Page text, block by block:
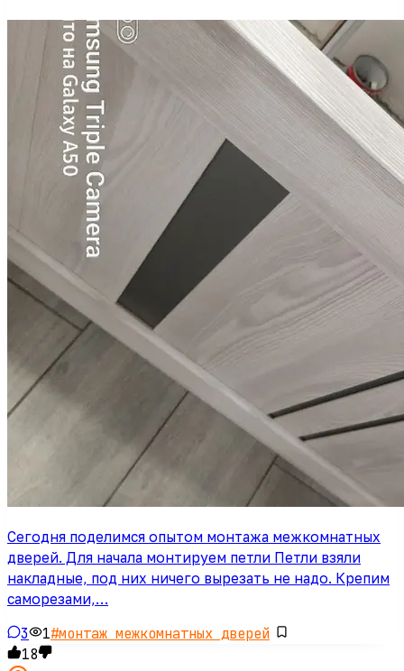
Сегодня поделимся опытом монтажа межкомнатных
дверей. Для начала монтируем петли Петли взяли
накладные, под них ничего вырезать не надо. Крепим
саморезами,…
3 1#монтаж межкомнатных дверей
18